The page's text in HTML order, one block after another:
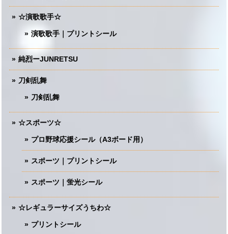
☆演歌歌手☆
演歌歌手｜プリントシール
純烈ーJUNRETSU
刀剣乱舞
刀剣乱舞
☆スポーツ☆
プロ野球応援シール（A3ボード用）
スポーツ｜プリントシール
スポーツ｜蛍光シール
☆レギュラーサイズうちわ☆
プリントシール